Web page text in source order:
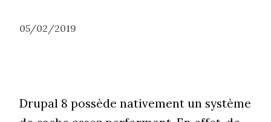
05/02/2019
Drupal 8 possède nativement un système